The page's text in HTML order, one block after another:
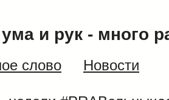
и рук - много
слово Новости